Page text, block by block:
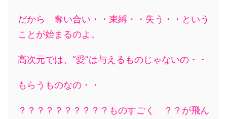
だから 奪い合い・・束縛・・失う・・という
ことが始まるのよ。
高次元では、”愛”は与えるものじゃないの・・
もらうものなの・・
？？？？？？？？？？ものすごく ？？が飛ん